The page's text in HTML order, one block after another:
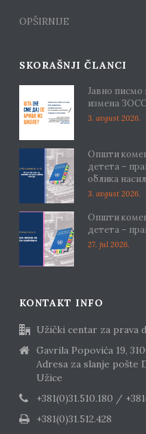
OPŠIRNIJE
SKORAŠNJI ČLANCI
Јавно
измена
3. avgust 2026.
Општи
детета –
облика
3. avgust 2026.
Општи
детета –
27. jul 2026.
KONTAKT INFO
Užički centar za prava
Gavrila Popovića 19,
Adresa za slanje pošte
Užice
+381(0)31.510.180 /
+381(0)31.512.428